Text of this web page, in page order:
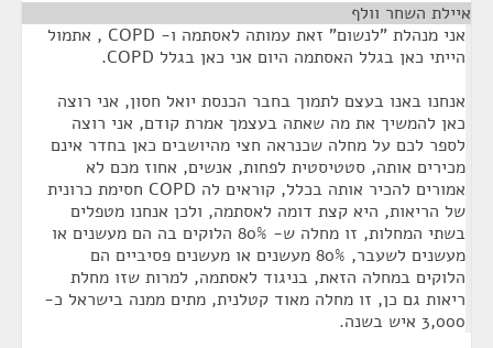
איילת השחר וולף
אני מנהלת "לנשום" זאת עמותה לאסתמה ו- COPD , אתמול
הייתי כאן בגלל האסתמה היום אני כאן בגלל COPD.
אנחנו באנו בעצם לתמוך בחבר הכנסת יואל חסון, אני רוצה
כאן להמשיך את מה שאתה בעצמך אמרת קודם, אני רוצה
לספר לכם על מחלה שכנראה חצי מהיושבים כאן בחדר אינם
מכירים אותה, סטטיסטית לפחות, אנשים, אחוז מכם לא
אמורים להכיר אותה בכלל, קוראים לה COPD חסימת כרונית
של הריאות, היא קצת דומה לאסתמה, ולכן אנחנו מטפלים
בשתי המחלות, זו מחלה ש- 80% הלוקים בה הם מעשנים או
מעשנים לשעבר, 80% מעשנים או מעשנים פסיביים הם
הלוקים במחלה הזאת, בניגוד לאסתמה, למרות שזו מחלת
ריאות גם כן, זו מחלה מאוד קטלנית, מתים ממנה בישראל כ-
3,000 איש בשנה.